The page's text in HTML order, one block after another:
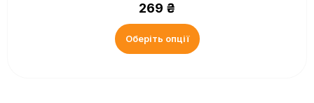
269 ₴
Оберіть опції